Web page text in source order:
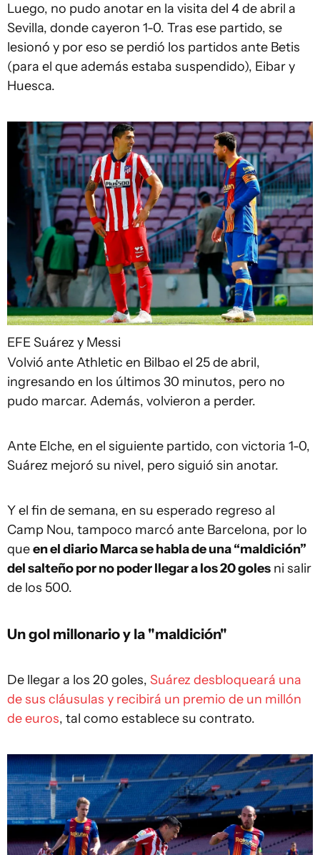
Luego, no pudo anotar en la visita del 4 de abril a
Sevilla, donde cayeron 1-0. Tras ese partido, se
lesionó y por eso se perdió los partidos ante Betis
(para el que además estaba suspendido), Eibar y
Huesca.
EFESuárez y Messi
Volvió ante Athletic en Bilbao el 25 de abril,
ingresando en los últimos 30 minutos, pero no
pudo marcar. Además, volvieron a perder.
Ante Elche, en el siguiente partido, con victoria 1-0,
Suárez mejoró su nivel, pero siguió sin anotar.
Y el fin de semana, en su esperado regreso al
Camp Nou, tampoco marcó ante Barcelona, por lo
queen el diario Marca se habla de una “maldición”
del salteño por no poder llegar a los 20 goles ni salir
de los 500.
Un gol millonario y la "maldición"
De llegar a los 20 goles, Suárez desbloqueará una
de sus cláusulas y recibirá un premio de un millón
de euros, tal como establece su contrato.